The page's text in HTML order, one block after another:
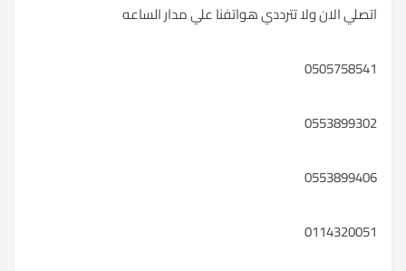
اتصلي الان ولا تترددي هواتفنا علي مدار الساعه
0505758541
0553899302
0553899406
0114320051